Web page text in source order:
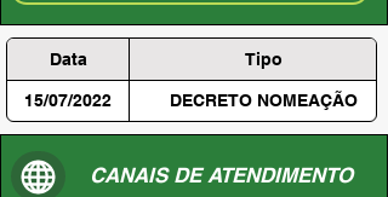
Data Tipo
15/07/2022 DECRETO NOMEAÇÃO
CANAIS DE ATENDIMENTO